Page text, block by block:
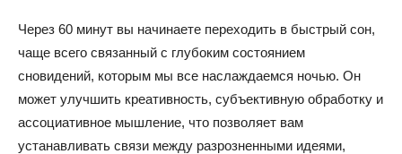
Через 60 минут вы начинаете переходить в быстрый сон,
чаще всего связанный с глубоким состоянием
сновидений, которым мы все наслаждаемся ночью. Он
может улучшить креативность, субъективную обработку и
ассоциативное мышление, что позволяет вам
устанавливать связи между разрозненными идеями,